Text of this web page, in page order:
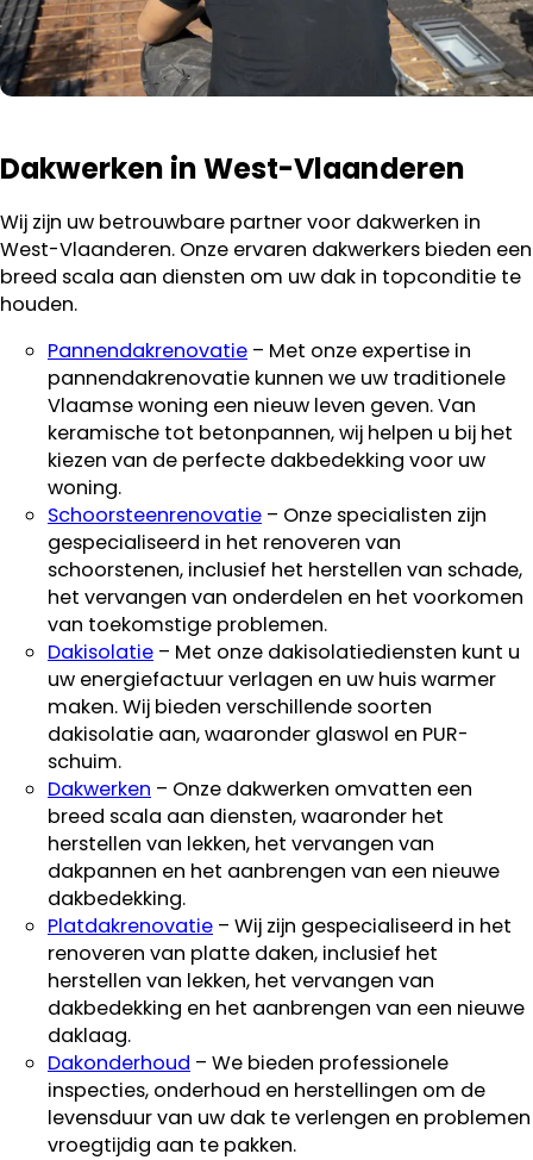
Dakwerken in West-Vlaanderen
Wij zijn uw betrouwbare partner voor dakwerken in
West-Vlaanderen. Onze ervaren dakwerkers bieden een
breed scala aan diensten om uw dak in topconditie te
houden.
Pannendakrenovatie – Met onze expertise in
pannendakrenovatie kunnen we uw traditionele
Vlaamse woning een nieuw leven geven. Van
keramische tot betonpannen, wij helpen u bij het
kiezen van de perfecte dakbedekking voor uw
woning.
Schoorsteenrenovatie – Onze specialisten zijn
gespecialiseerd in het renoveren van
schoorstenen, inclusief het herstellen van schade,
het vervangen van onderdelen en het voorkomen
van toekomstige problemen.
Dakisolatie – Met onze dakisolatiediensten kunt u
uw energiefactuur verlagen en uw huis warmer
maken. Wij bieden verschillende soorten
dakisolatie aan, waaronder glaswol en PUR-
schuim.
Dakwerken – Onze dakwerken omvatten een
breed scala aan diensten, waaronder het
herstellen van lekken, het vervangen van
dakpannen en het aanbrengen van een nieuwe
dakbedekking.
Platdakrenovatie – Wij zijn gespecialiseerd in het
renoveren van platte daken, inclusief het
herstellen van lekken, het vervangen van
dakbedekking en het aanbrengen van een nieuwe
daklaag.
Dakonderhoud – We bieden professionele
inspecties, onderhoud en herstellingen om de
levensduur van uw dak te verlengen en problemen
vroegtijdig aan te pakken.